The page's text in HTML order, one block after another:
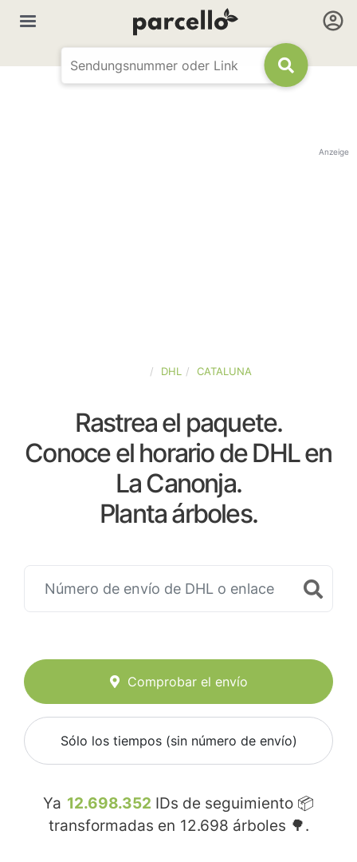
Anzeige
DHL CATALUNA
Rastrea el paquete.
Conoce el horario de DHL en
La Canonja.
Planta árboles.
Comprobar el envío
Sólo los tiempos (sin número de envío)
Ya 12.698.352 IDs de seguimiento 📦
transformadas en 12.698 árboles 🌳.